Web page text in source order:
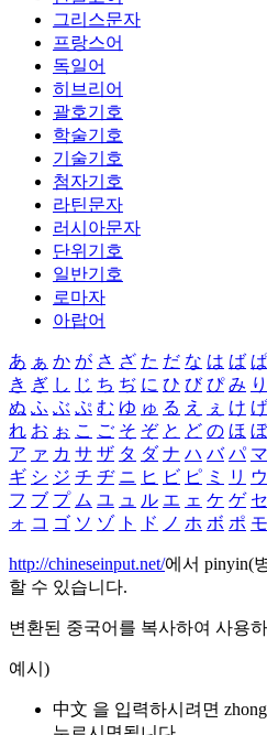
그리스문자
프랑스어
독일어
히브리어
괄호기호
학술기호
기술기호
첨자기호
라틴문자
러시아문자
단위기호
일반기호
로마자
아랍어
あ ぁ か が さ ざ た だ な は ば ぱ
き ぎ し じ ち ぢ に ひ び ぴ み り
ぬ ふ ぶ ぷ む ゆ ゅ る え ぇ け げ
れ お ぉ こ ご そ ぞ と ど の ほ ぼ
ア ァ カ サ ザ タ ダ ナ ハ バ パ マ
ギ シ ジ チ ヂ ニ ヒ ビ ピ ミ リ ウ
フ ブ プ ム ユ ュ ル エ ェ ケ ゲ セ
ォ コ ゴ ソ ゾ ト ド ノ ホ ボ ポ モ
http://chineseinput.net/에서 pinyin(
할 수 있습니다.
변환된 중국어를 복사하여 사용
예시)
中文 을 입력하시려면